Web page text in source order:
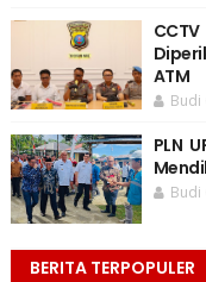
ATM
Budi
PLN
Budi
BERITA TERPOPULER